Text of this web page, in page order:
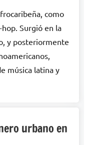
como
Surgió en la
y posteriormente
música latina y
urbano en